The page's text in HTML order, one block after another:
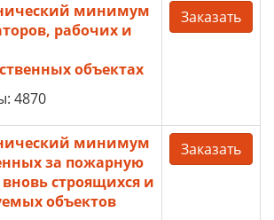
минимум
рабочих и
объектах
4870
Заказать
минимум
за пожарную
вновь строящихся и
объектов
Заказать